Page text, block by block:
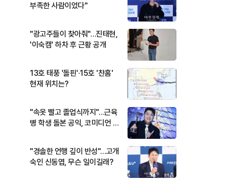
부족한 사람이었다"
"광고주들이 찾아줘"…진태현,
'이숙캠' 하차 후 근황 공개
13호 태풍 '돌핀'·15호 '찬홈'
현재 위치는?
"속옷 빨고 졸업식까지"…근육
병 학생 돌본 공익, 코미디언 김
"경솔한 언행 깊이 반성"…고개
숙인 신동엽, 무슨 일이길래?